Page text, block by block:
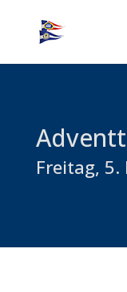
Freitag, 5.